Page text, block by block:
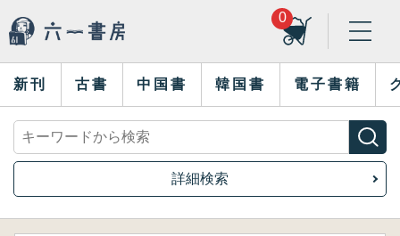
0
新刊 古書 中国書 韓国書 電子書籍
詳細検索